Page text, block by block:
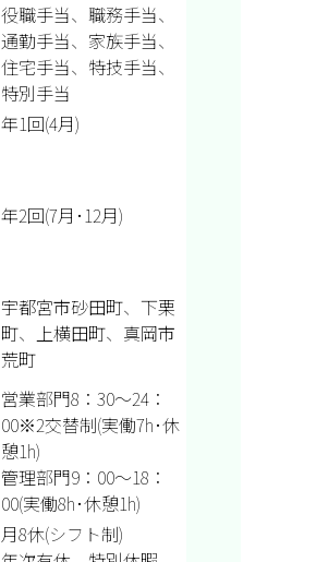
役職手当、職務手当、
通勤手当、家族手当、
住宅手当、 特技手当、
特別手当
年1回(4月)
年2回(7月･12月)
宇都宮市砂田町、下栗
町、上横田町、真岡市
荒町
営業部門8：30～24：
00※2交替制(実働7h･休
憩1h)
管理部門9：00～18：
00(実働8h･休憩1h)
月8休(シフト制)